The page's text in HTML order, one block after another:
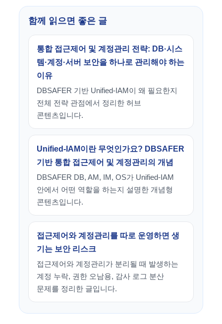
함께 읽으면 좋은 글
통합 접근제어 및 계정관리 전략: DB·시스
템·계정·서버 보안을 하나로 관리해야 하는
이유
DBSAFER 기반 Unified-IAM이 왜 필요한지
전체 전략 관점에서 정리한 허브
콘텐츠입니다.
Unified-IAM이란 무엇인가요? DBSAFER
기반 통합 접근제어 및 계정관리의 개념
DBSAFER DB, AM, IM, OS가 Unified-IAM
안에서 어떤 역할을 하는지 설명한 개념형
콘텐츠입니다.
접근제어와 계정관리를 따로 운영하면 생
기는 보안 리스크
접근제어와 계정관리가 분리될 때 발생하는
계정 누락, 권한 오남용, 감사 로그 분산
문제를 정리한 글입니다.